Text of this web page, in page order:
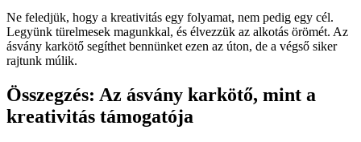
Ne feledjük, hogy a kreativitás egy folyamat, nem pedig egy cél.
Legyünk türelmesek magunkkal, és élvezzük az alkotás örömét. Az
ásvány karkötő segíthet bennünket ezen az úton, de a végső siker
rajtunk múlik.
Összegzés: Az ásvány karkötő, mint a
kreativitás támogatója